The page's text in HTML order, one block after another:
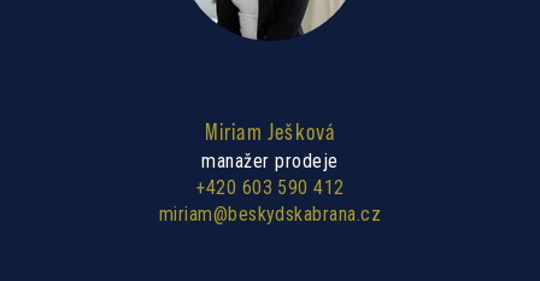
Miriam Ješková
manažer prodeje
+420 603 590 412
miriam@beskydskabrana.cz